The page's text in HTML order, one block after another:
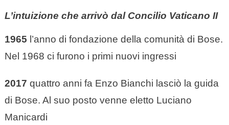
L’intuizione che arrivò dal Concilio Vaticano II
1965 l’anno di fondazione della comunità di Bose.
Nel 1968 ci furono i primi nuovi ingressi
2017 quattro anni fa Enzo Bianchi lasciò la guida
di Bose. Al suo posto venne eletto Luciano
Manicardi